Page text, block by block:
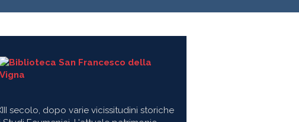
secolo, dopo varie vicissitudini storiche